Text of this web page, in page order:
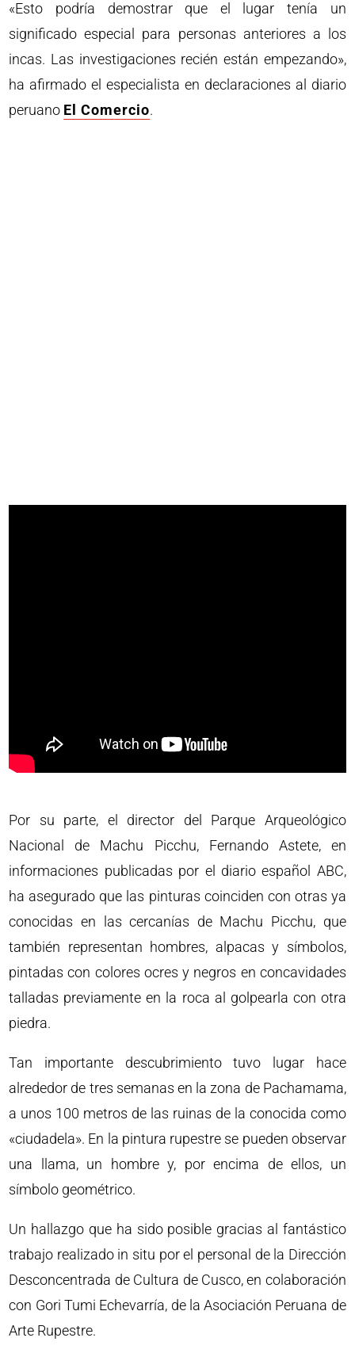
«Esto podría demostrar que el lugar tenía un
significado especial para personas anteriores a los
incas. Las investigaciones recién están empezando»,
ha afirmado el especialista en declaraciones al diario
peruano El Comercio.
Por su parte, el director del Parque Arqueológico
Nacional de Machu Picchu, Fernando Astete, en
informaciones publicadas por el diario español ABC,
ha asegurado que las pinturas coinciden con otras ya
conocidas en las cercanías de Machu Picchu, que
también representan hombres, alpacas y símbolos,
pintadas con colores ocres y negros en concavidades
talladas previamente en la roca al golpearla con otra
piedra.
Tan importante descubrimiento tuvo lugar hace
alrededor de tres semanas en la zona de Pachamama,
a unos 100 metros de las ruinas de la conocida como
«ciudadela». En la pintura rupestre se pueden observar
una llama, un hombre y, por encima de ellos, un
símbolo geométrico.
Un hallazgo que ha sido posible gracias al fantástico
trabajo realizado in situ por el personal de la Dirección
Desconcentrada de Cultura de Cusco, en colaboración
con Gori Tumi Echevarría, de la Asociación Peruana de
Arte Rupestre.